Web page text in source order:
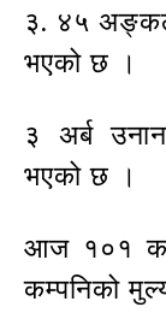
३. ४५
भएको छ ।
३ अर्ब
भएको छ ।
आज १०१
कम्पनिको